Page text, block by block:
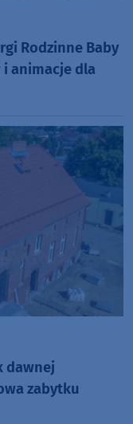
Rodzinne Baby
animacje dla
dawnej
zabytku